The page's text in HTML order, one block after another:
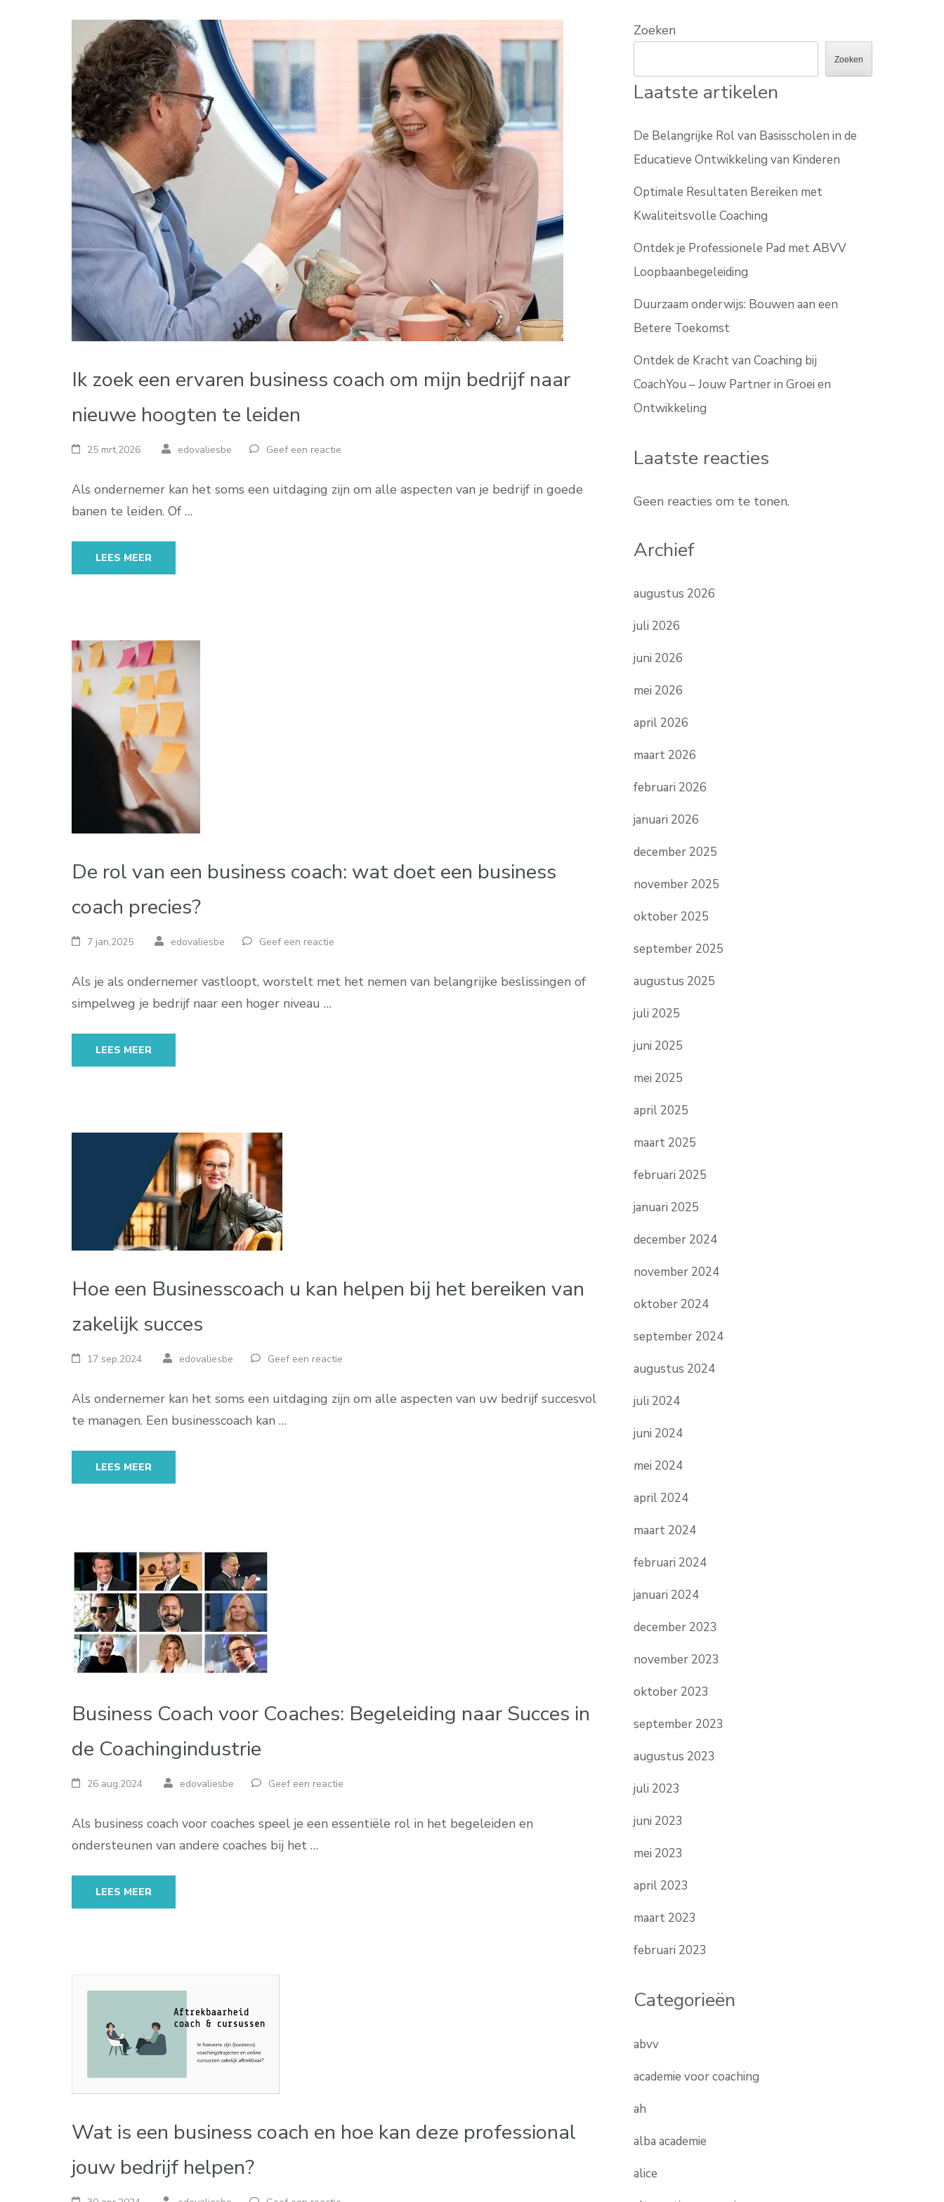
Ik zoek een ervaren business coach om mijn bedrijf naar
nieuwe hoogten te leiden
25 mrt,2026 edovaliesbe Geef een reactie
Als ondernemer kan het soms een uitdaging zijn om alle aspecten van je bedrijf in goede
banen te leiden. Of …
LEES MEER
De rol van een business coach: wat doet een business
coach precies?
7 jan,2025 edovaliesbe Geef een reactie
Als je als ondernemer vastloopt, worstelt met het nemen van belangrijke beslissingen of
simpelweg je bedrijf naar een hoger niveau …
LEES MEER
Hoe een Businesscoach u kan helpen bij het bereiken van
zakelijk succes
17 sep,2024 edovaliesbe Geef een reactie
Als ondernemer kan het soms een uitdaging zijn om alle aspecten van uw bedrijf succesvol
te managen. Een businesscoach kan …
LEES MEER
Business Coach voor Coaches: Begeleiding naar Succes in
de Coachingindustrie
26 aug,2024 edovaliesbe Geef een reactie
Als business coach voor coaches speel je een essentiële rol in het begeleiden en
ondersteunen van andere coaches bij het …
LEES MEER
Wat is een business coach en hoe kan deze professional
jouw bedrijf helpen?
Zoeken
Zoeken
Laatste artikelen
De Belangrijke Rol van Basisscholen in de
Educatieve Ontwikkeling van Kinderen
Optimale Resultaten Bereiken met
Kwaliteitsvolle Coaching
Ontdek je Professionele Pad met ABVV
Loopbaanbegeleiding
Duurzaam onderwijs: Bouwen aan een
Betere Toekomst
Ontdek de Kracht van Coaching bij
CoachYou – Jouw Partner in Groei en
Ontwikkeling
Laatste reacties
Geen reacties om te tonen.
Archief
augustus 2026
juli 2026
juni 2026
mei 2026
april 2026
maart 2026
februari 2026
januari 2026
december 2025
november 2025
oktober 2025
september 2025
augustus 2025
juli 2025
juni 2025
mei 2025
april 2025
maart 2025
februari 2025
januari 2025
december 2024
november 2024
oktober 2024
september 2024
augustus 2024
juli 2024
juni 2024
mei 2024
april 2024
maart 2024
februari 2024
januari 2024
december 2023
november 2023
oktober 2023
september 2023
augustus 2023
juli 2023
juni 2023
mei 2023
april 2023
maart 2023
februari 2023
Categorieën
abvv
academie voor coaching
ah
alba academie
alice